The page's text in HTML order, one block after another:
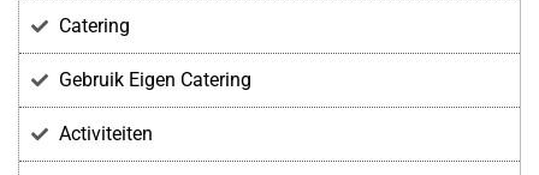
Catering
Gebruik Eigen Catering
Activiteiten